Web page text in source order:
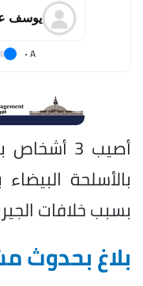
يوسف
A
.
أصيب 3
بالأسلحة
بسبب خلافات
بلاغ بحدوث